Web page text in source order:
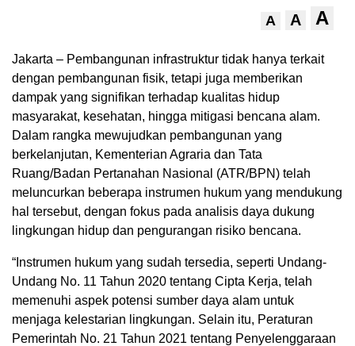
A A A
Jakarta – Pembangunan infrastruktur tidak hanya terkait
dengan pembangunan fisik, tetapi juga memberikan
dampak yang signifikan terhadap kualitas hidup
masyarakat, kesehatan, hingga mitigasi bencana alam.
Dalam rangka mewujudkan pembangunan yang
berkelanjutan, Kementerian Agraria dan Tata
Ruang/Badan Pertanahan Nasional (ATR/BPN) telah
meluncurkan beberapa instrumen hukum yang mendukung
hal tersebut, dengan fokus pada analisis daya dukung
lingkungan hidup dan pengurangan risiko bencana.
“Instrumen hukum yang sudah tersedia, seperti Undang-
Undang No. 11 Tahun 2020 tentang Cipta Kerja, telah
memenuhi aspek potensi sumber daya alam untuk
menjaga kelestarian lingkungan. Selain itu, Peraturan
Pemerintah No. 21 Tahun 2021 tentang Penyelenggaraan